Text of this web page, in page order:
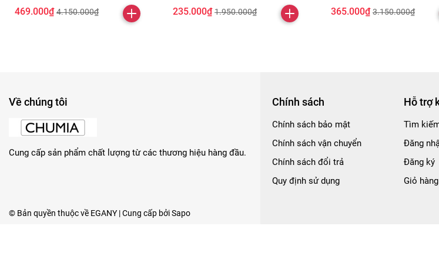
469.000₫ 4.150.000₫ 235.000₫ 1.950.000₫ 365.000₫ 3.150.000₫
Về chúng tôi
Cung cấp sản phẩm chất lượng từ các thương hiệu hàng đầu.
Chính sách
Chính sách bảo mật
Chính sách vận chuyển
Chính sách đổi trả
Quy định sử dụng
Hỗ trợ
Tìm
Đăng
Đăng ký
Giỏ hàng
© Bản quyền thuộc về EGANY | Cung cấp bởiSapo